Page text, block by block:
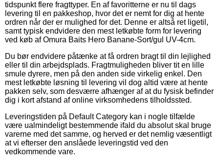
tidspunkt flere fragttyper. En af favoritterne er nu til dags
levering til en pakkeshop, hvor det er nemt for dig at hente
ordren når der er mulighed for det. Denne er altså ret ligetil,
samt typisk endvidere den mest letkøbte form for levering
ved køb af Omura Baits Hero Banane-Sort/gul UV-4cm.
Du bør endvidere påtænke at få ordren bragt til din lejlighed
eller til din arbejdsplads. Fragtmuligheden bliver tit en lille
smule dyrere, men på den anden side virkelig enkel. Den
mest letkøbte løsning til levering vil dog altid være at hente
pakken selv, som desværre afhænger af at du fysisk befinder
dig i kort afstand af online virksomhedens tilholdssted.
Leveringstiden på Default Category kan i nogle tilfælde
være ualmindeligt bestemmende ifald du absolut skal bruge
varerne med det samme, og herved er det nemlig væsentligt
at vi efterser den anslåede leveringstid ved den
vedkommende vare.